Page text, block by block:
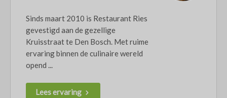
Sinds maart 2010 is Restaurant Ries
gevestigd aan de gezellige
Kruisstraat te Den Bosch. Met ruime
ervaring binnen de culinaire wereld
opend ...
Lees ervaring